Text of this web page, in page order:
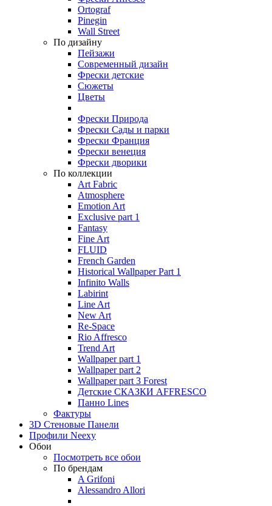
Ortograf
Pinegin
Wall Street
По дизайну
Пейзажи
Современный дизайн
Фрески детские
Сюжеты
Цветы
Фрески Природа
Фрески Сады и парки
Фрески Франция
Фрески венеция
Фрески дворики
По коллекции
Art Fabric
Atmosphere
Emotion Art
Exclusive part 1
Fantasy
Fine Art
FLUID
French Garden
Historical Wallpaper Part 1
Infinito Walls
Labirint
Line Art
New Art
Re-Space
Rio Affresco
Trend Art
Wallpaper part 1
Wallpaper part 2
Wallpaper part 3 Forest
Детские СКАЗКИ AFFRESCO
Панно Lines
Фактуры
3D Стеновые Панели
Профили Neexy
Обои
Посмотреть все обои
По брендам
A Grifoni
Alessandro Allori